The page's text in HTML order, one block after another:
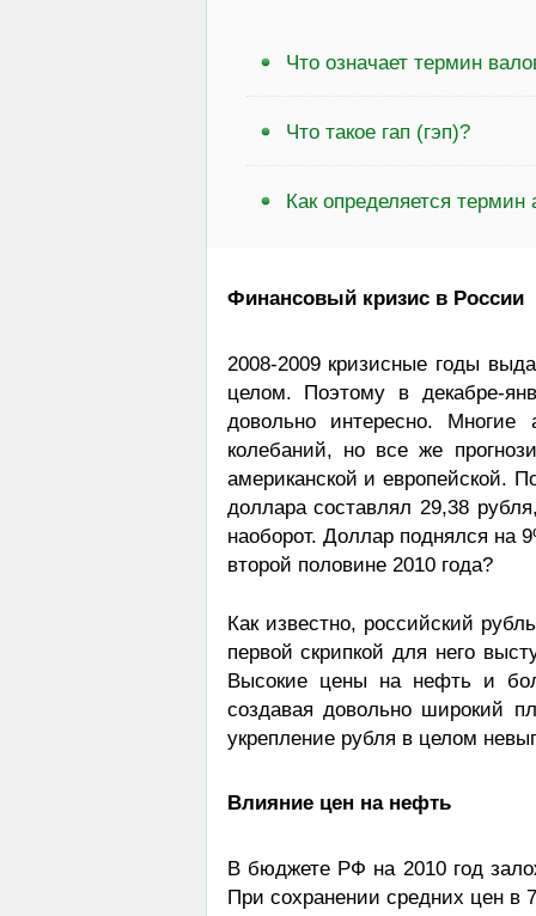
Что означает термин
Что такое гап (гэп)?
Как определяется
Финансовый кризис в России
2008-2009 кризисные годы
целом. Поэтому в декабре-
довольно интересно.
колебаний, но все же
американской и европейской.
доллара составлял 29,38
наоборот. Доллар поднялся на
второй половине 2010 года?
Как известно, российский
первой скрипкой для него
Высокие цены на нефть и
создавая довольно широкий
укрепление рубля в целом
Влияние цен на нефть
В бюджете РФ на 2010 год
При сохранении средних цен в